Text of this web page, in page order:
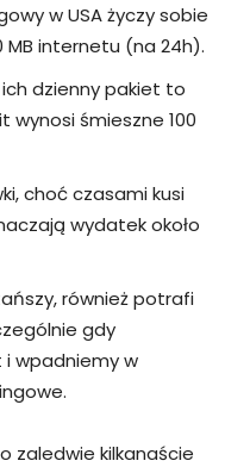
w USA życzy sobie
MB internetu (na 24h).
dzienny pakiet to
wynosi śmieszne 100
choć czasami kusi
wydatek około
również potrafi
gdy
i wpadniemy w
zaledwie kilkanaście